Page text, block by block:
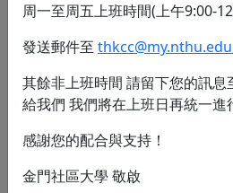
將一律視同放棄，不
宜。
我們理解可能會有突
維護課程的整體規劃
習體驗，我們必須嚴
策。請大家務必提前
退費申請。
周一至周五上班時間(上午9:00-
發送郵件至
其餘非上班時間 請留下您的訊
給我們 我們將在上班日再統一進
感謝您的配合與支持！
金門社區大學 敬啟